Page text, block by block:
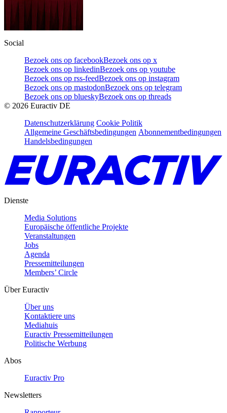
Social
Bezoek ons op facebookBezoek ons op x
Bezoek ons op linkedinBezoek ons op youtube
Bezoek ons op rss-feedBezoek ons op instagram
Bezoek ons op mastodonBezoek ons op telegram
Bezoek ons op blueskyBezoek ons op threads
© 2026 Euractiv DE
Datenschutzerklärung Cookie Politik
Allgemeine Geschäftsbedingungen Abonnementbedingungen
Handelsbedingungen
Dienste
Media Solutions
Europäische öffentliche Projekte
Veranstaltungen
Jobs
Agenda
Pressemitteilungen
Members’ Circle
Über Euractiv
Über uns
Kontaktiere uns
Mediahuis
Euractiv Pressemitteilungen
Politische Werbung
Abos
Euractiv Pro
Newsletters